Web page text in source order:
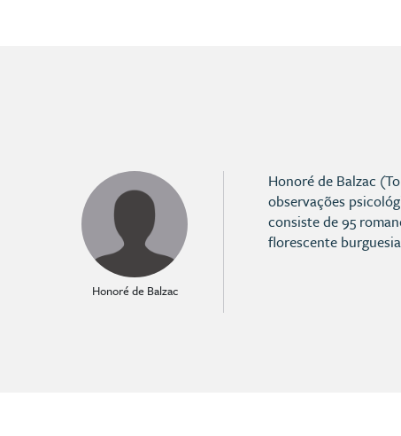
Honoré de Balzac
Honoré de Balzac
observações
consiste de 95
florescente